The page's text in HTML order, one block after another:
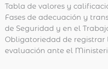
Tabla de valores y
Fases de adecuación y
de Seguridad y en el
Obligatoriedad de registrar
evaluación ante el